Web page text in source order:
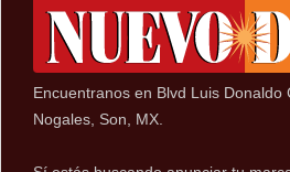
Encuentranos en Blvd Luis Donaldo
Nogales, Son, MX.